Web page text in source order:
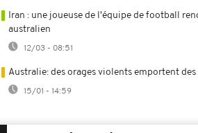
Iran : une joueuse de l'équipe de football
australien
12/03 - 08:51
Australie: des orages violents emportent
15/01 - 14:59